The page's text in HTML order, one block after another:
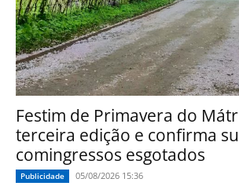
Festim de Primavera do
terceira edição e confirma
comingressos esgotados
Publicidade 05/08/2026 15:36